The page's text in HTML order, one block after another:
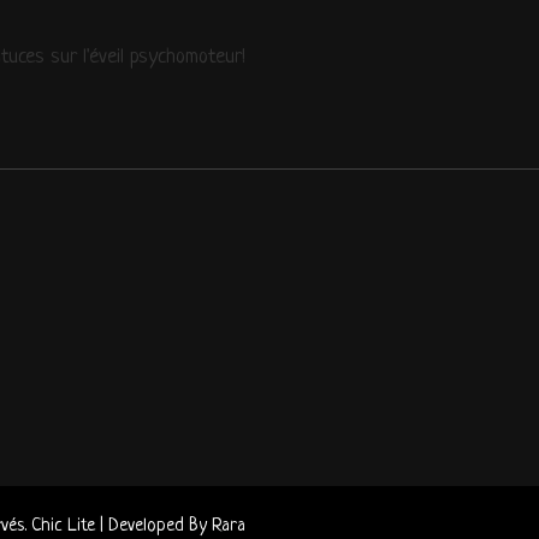
sur l'éveil psychomoteur!
Chic Lite | Developed ByRara